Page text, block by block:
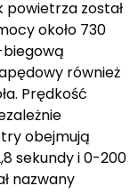
został
około 730
biegową
również
Prędkość
obejmują
sekundy i 0-200
nazwany